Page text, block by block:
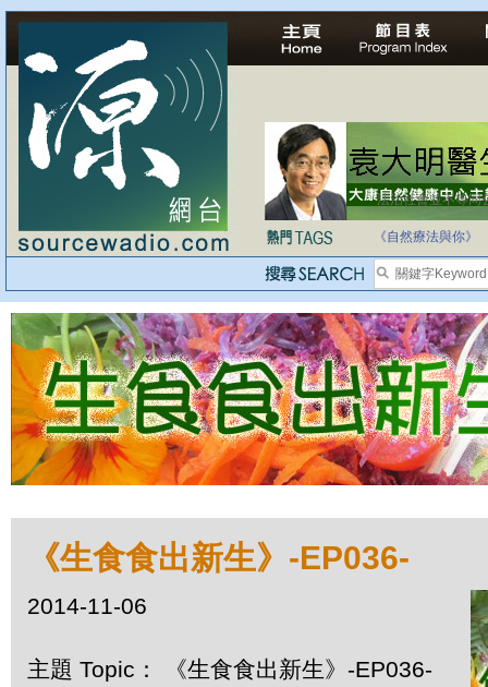
法治社會並不等同
《自然療法與你》
《生食食出新生》-EP036-
2014-11-06
主題 Topic： 《生食食出新生》-EP036-